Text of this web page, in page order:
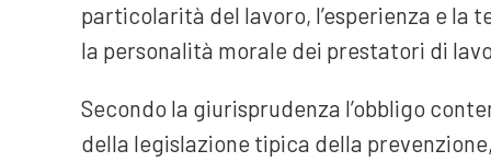
particolarità del lavoro, l’esperienza e la
la personalità morale dei prestatori di
Secondo la giurisprudenza l’obbligo
della legislazione tipica della